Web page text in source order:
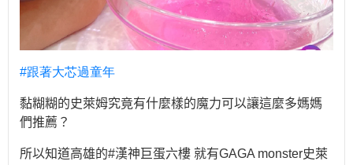
#跟著大芯過童年
黏糊糊的史萊姆究竟有什麼樣的魔力可以讓這麼多媽媽
們推薦？
所以知道高雄的#漢神巨蛋六樓 就有GAGA monster史萊